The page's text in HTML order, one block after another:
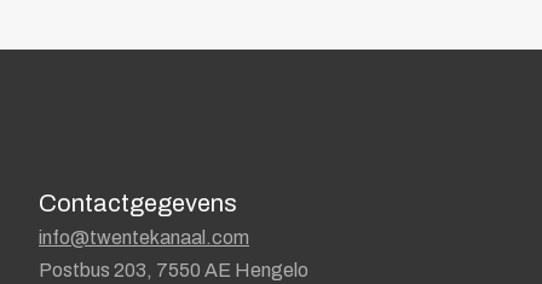
Contactgegevens
info@twentekanaal.com
Postbus 203, 7550 AE Hengelo